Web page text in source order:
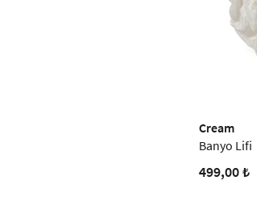
Cream
Banyo Lifi
499,00 ₺